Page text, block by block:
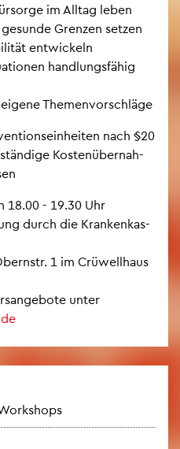
im All­tag leben
Gren­zen set­zen
ent­wi­ckeln
hand­lungs­fä­hig
The­men­vor­schlä­ge
nach §20
Kos­ten­über­nah­
18.00 - 19.30 Uhr
durch die Kran­ken­kas­
1 im Crüwell­haus
unter